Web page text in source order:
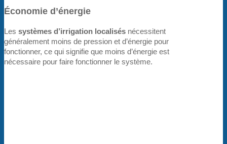
Économie d’énergie
Les systèmes d’irrigation localisés nécessitent
généralement moins de pression et d’énergie pour
fonctionner, ce qui signifie que moins d’énergie est
nécessaire pour faire fonctionner le système.